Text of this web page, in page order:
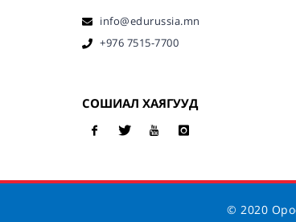
info@edurussia.mn
+976 7515-7700
СОШИАЛ ХАЯГУУД
© 2020